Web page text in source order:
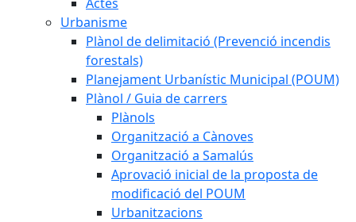
Urbanisme
Plànol de delimitació (Prevenció incendis
forestals)
Planejament Urbanístic Municipal (POUM)
Plànol / Guia de carrers
Plànols
Organització a Cànoves
Organització a Samalús
Aprovació inicial de la proposta de
modificació del POUM
Urbanitzacions